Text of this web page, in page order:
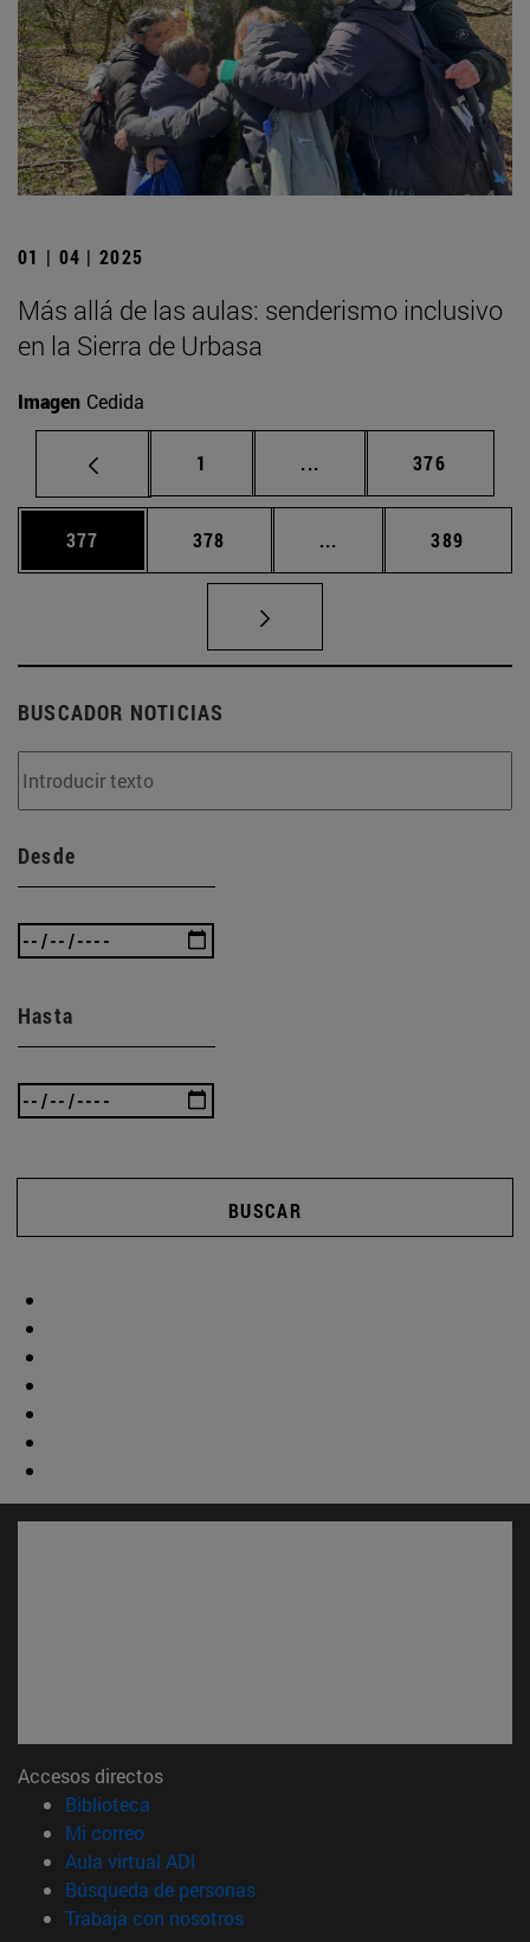
01 | 04 | 2025
Más allá de las aulas: senderismo inclusivo
en la Sierra de Urbasa
Imagen Cedida
Página
1 ... Páginas intermedias
Página
376
Página
377 Página
378 ... Páginas intermedias
Página
389
BUSCADOR NOTICIAS
Desde
Hasta
BUSCAR
Accesos directos
Biblioteca
Mi correo(abre en nueva ventana)
Aula virtual ADI
Búsqueda de personas(abre en nueva ventana)
Trabaja con nosotros(abre en nueva ventana)